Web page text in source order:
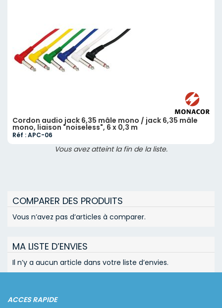
Cordon audio jack 6,35 mâle mono / jack 6,35 mâle
mono, liaison "noiseless", 6 x 0,3 m
Réf : APC-06
Vous avez atteint la fin de la liste.
COMPARER DES PRODUITS
Vous n’avez pas d’articles à comparer.
MA LISTE D’ENVIES
Il n’y a aucun article dans votre liste d’envies.
ACCES RAPIDE